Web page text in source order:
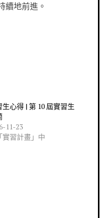
續地前進。
生心得 | 第 10 屆實習生
11-23
實習計畫」中